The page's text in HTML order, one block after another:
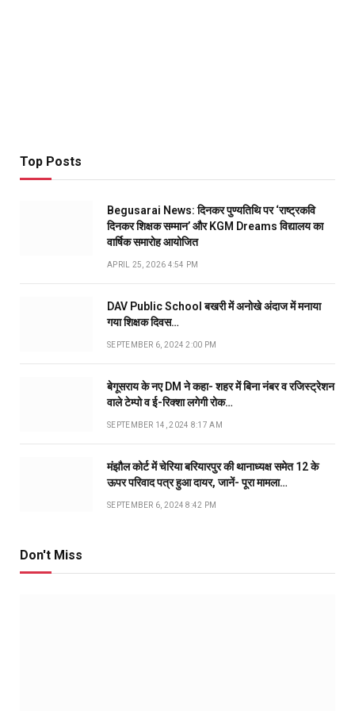
Top Posts
Begusarai News: दिनकर पुण्यतिथि पर ‘राष्ट्रकवि
दिनकर शिक्षक सम्मान’ और KGM Dreams विद्यालय का
वार्षिक समारोह आयोजित
APRIL 25, 2026 4:54 PM
DAV Public School बखरी में अनोखे अंदाज में मनाया
गया शिक्षक दिवस…
SEPTEMBER 6, 2024 2:00 PM
बेगूसराय के नए DM ने कहा- शहर में बिना नंबर व रजिस्ट्रेशन
वाले टेम्पो व ई-रिक्शा लगेगी रोक…
SEPTEMBER 14, 2024 8:17 AM
मंझौल कोर्ट में चेरिया बरियारपुर की थानाध्यक्ष समेत 12 के
ऊपर परिवाद पत्र हुआ दायर, जानें- पूरा मामला…
SEPTEMBER 6, 2024 8:42 PM
Don't Miss